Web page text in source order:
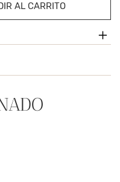
AL CARRITO